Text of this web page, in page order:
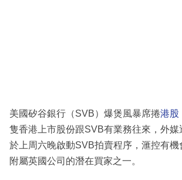
區
美國矽谷銀行（SVB）爆煲風暴席捲港股
隻香港上市股份跟SVB有業務往來，外媒
於上周六晚啟動SVB拍賣程序，滙控有機
附屬英國公司的潛在買家之一。